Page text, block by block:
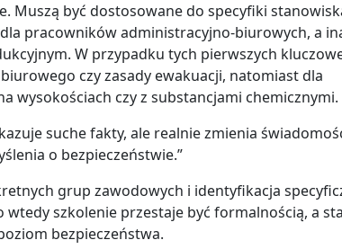
Muszą być dostosowane do specyfiki
pracowników administracyjno-biurowych, a
W przypadku tych pierwszych
czy zasady ewakuacji, natomiast dla
wysokościach czy z substancjami chemicznymi.
suche fakty, ale realnie zmienia
o bezpieczeństwie.”
grup zawodowych i identyfikacja
szkolenie przestaje być formalnością, a
bezpieczeństwa.